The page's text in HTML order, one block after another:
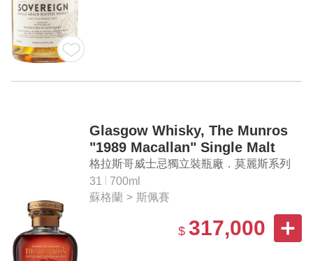
Glasgow Whisky, The Munros
"1989 Macallan" Single Malt
Scotch Whisky
格拉斯哥威士忌獨立裝瓶廠．莫麗斯系列
「麥卡倫 1989」單一麥芽蘇格蘭威士忌
31
700ml
蘇格蘭 > 斯佩賽
$ 317,000